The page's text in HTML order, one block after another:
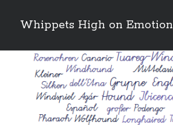
Whippets High on Emotion
Sidebar
Neueste Kommentare
von